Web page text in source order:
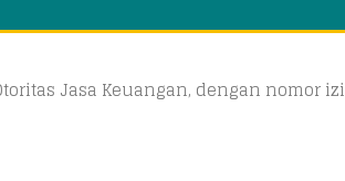
Jasa Keuangan, dengan nomor